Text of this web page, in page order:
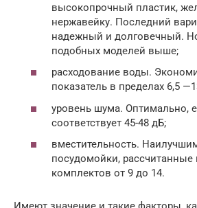
высокопрочный пластик,
нержавейку. Последний
надежный и долговечный.
подобных моделей выше;
расходование воды.
показатель в пределах 6,5
уровень шума. Оптимально,
соответствует 45-48 дБ;
вместительность.
посудомойки, рассчитанные
комплектов от 9 до 14.